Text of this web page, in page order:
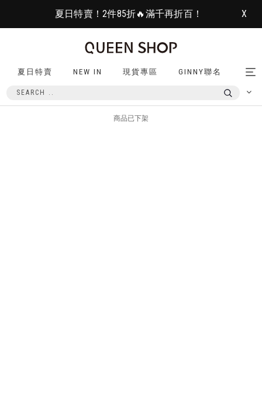
夏日特賣！2件85折🔥滿千再折百！ X
夏日特賣 NEW IN 現貨專區 GINNY聯名
商品已下架